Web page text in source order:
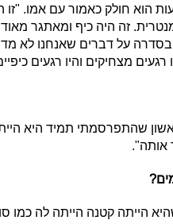
הוא חולק כאמור עם אמו.
זה היה כיף ומאתגר
על דברים שאנחנו לא
מצחיקים והיו רגעים
שהתפרסמתי תמיד היא
אותה".
הייתה קטנה הייתה לה כמו